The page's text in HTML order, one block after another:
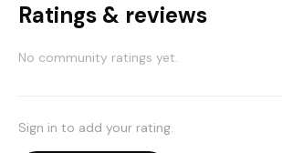
Ratings & reviews
No community ratings yet.
Sign in to add your rating.